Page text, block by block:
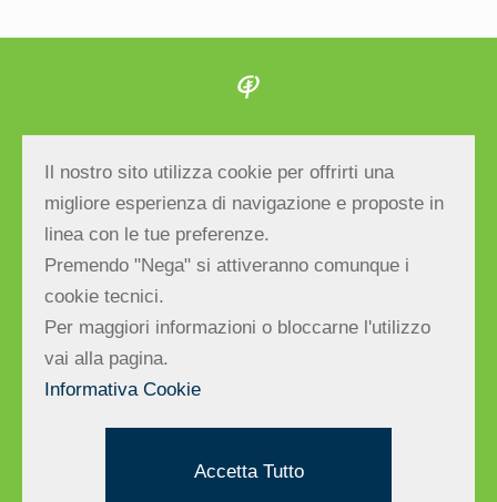
Via E.Bevilacqua, 27 – 47039 Savignano sul
Rubicone (FC) ITALY | Tel/fax
+39.0541.943666| E-mail:
info@alberomaestro.com
C.F. e P.IVA: 03377740406 | Reg.Impr.di FC –
R.E.A. di FC n.298283 – Cap. Soc. € 10.000,00
| PEC:alberomaestro@cert.cna.it
Il nostro sito utilizza cookie per offrirti una
migliore esperienza di navigazione e proposte in
linea con le tue preferenze.
Premendo "Nega" si attiveranno comunque i
cookie tecnici.
Per maggiori informazioni o bloccarne l'utilizzo
vai alla pagina.
Informativa Cookie
Accetta Tutto